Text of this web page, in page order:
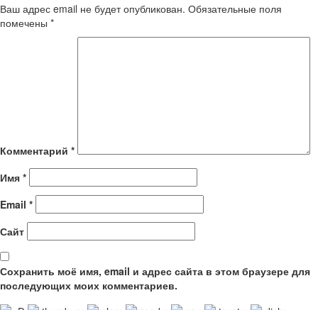
Ваш адрес email не будет опубликован. Обязательные поля
помечены *
Комментарий *
Имя *
Email *
Сайт
Сохранить моё имя, email и адрес сайта в этом браузере для
последующих моих комментариев.